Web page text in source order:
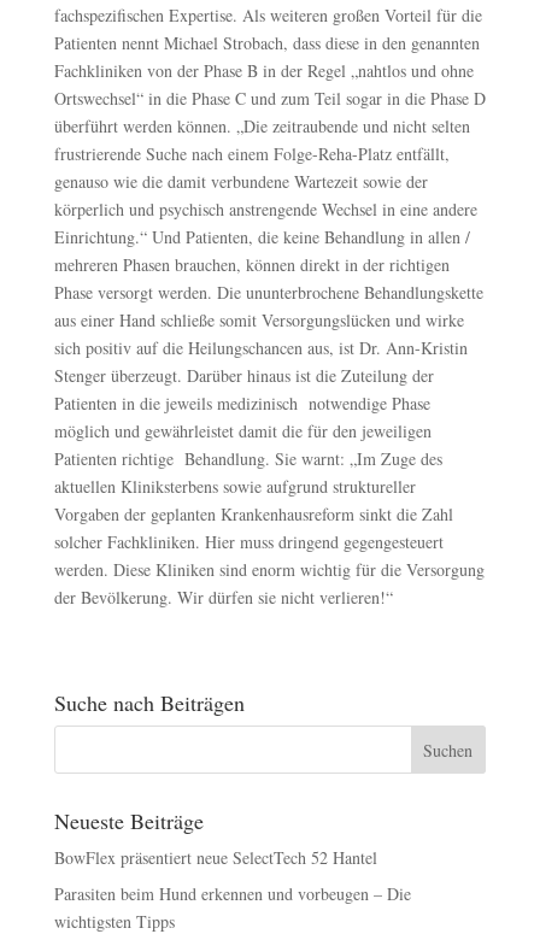
fachspezifischen Expertise. Als weiteren großen Vorteil für die
Patienten nennt Michael Strobach, dass diese in den genannten
Fachkliniken von der Phase B in der Regel „nahtlos und ohne
Ortswechsel“ in die Phase C und zum Teil sogar in die Phase D
überführt werden können. „Die zeitraubende und nicht selten
frustrierende Suche nach einem Folge-Reha-Platz entfällt,
genauso wie die damit verbundene Wartezeit sowie der
körperlich und psychisch anstrengende Wechsel in eine andere
Einrichtung.“ Und Patienten, die keine Behandlung in allen /
mehreren Phasen brauchen, können direkt in der richtigen
Phase versorgt werden. Die ununterbrochene Behandlungskette
aus einer Hand schließe somit Versorgungslücken und wirke
sich positiv auf die Heilungschancen aus, ist Dr. Ann-Kristin
Stenger überzeugt. Darüber hinaus ist die Zuteilung der
Patienten in die jeweils medizinisch notwendige Phase
möglich und gewährleistet damit die für den jeweiligen
Patienten richtige Behandlung. Sie warnt: „Im Zuge des
aktuellen Kliniksterbens sowie aufgrund struktureller
Vorgaben der geplanten Krankenhausreform sinkt die Zahl
solcher Fachkliniken. Hier muss dringend gegengesteuert
werden. Diese Kliniken sind enorm wichtig für die Versorgung
der Bevölkerung. Wir dürfen sie nicht verlieren!“
Suche nach Beiträgen
Neueste Beiträge
BowFlex präsentiert neue SelectTech 52 Hantel
Parasiten beim Hund erkennen und vorbeugen – Die
wichtigsten Tipps